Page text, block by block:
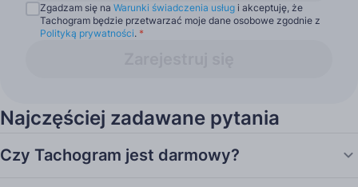
Zgadzam się na Warunki świadczenia usług i akceptuję, że
Tachogram będzie przetwarzać moje dane osobowe zgodnie z
Polityką prywatności. *
Najczęściej zadawane pytania
Czy Tachogram jest darmowy?